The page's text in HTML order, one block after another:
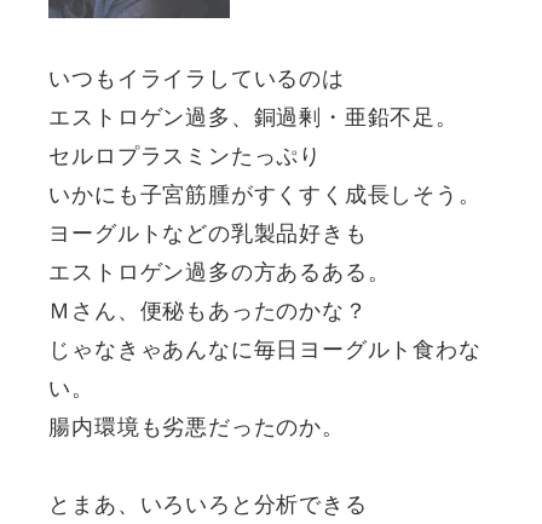
いつもイライラしているのは
エストロゲン過多、銅過剰・亜鉛不足。
セルロプラスミンたっぷり
いかにも子宮筋腫がすくすく成長しそう。
ヨーグルトなどの乳製品好きも
エストロゲン過多の方あるある。
Ｍさん、便秘もあったのかな？
じゃなきゃあんなに毎日ヨーグルト食わな
い。
腸内環境も劣悪だったのか。
とまあ、いろいろと分析できる